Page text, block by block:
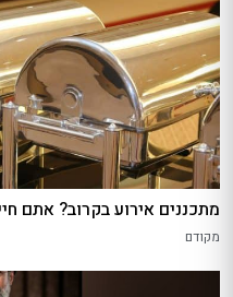
מתכננים אירוע בקרוב? אתם
מקודם